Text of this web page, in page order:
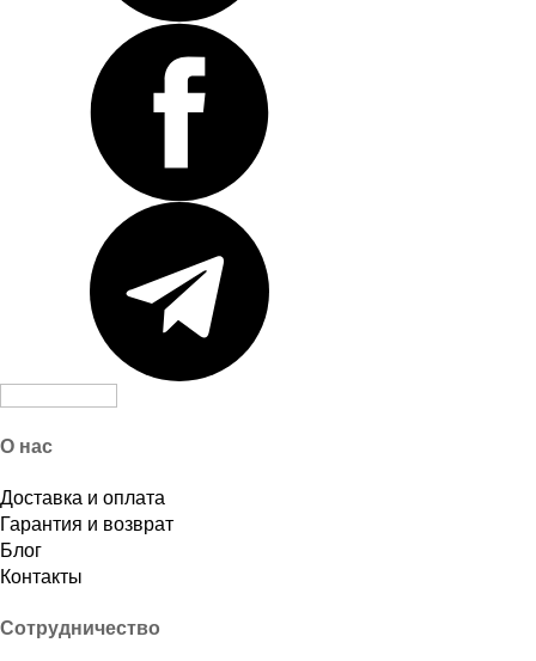
О нас
Доставка и оплата
Гарантия и возврат
Блог
Контакты
Сотрудничество